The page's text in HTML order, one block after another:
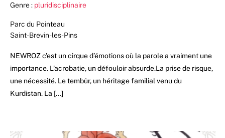
Genre : pluridisciplinaire
Parc du Pointeau
Saint-Brevin-les-Pins
NEWROZ c’est un cirque d’émotions où la parole a vraiment une
importance. L’acrobatie, un défouloir absurde.La prise de risque,
une nécessité. Le tembûr, un héritage familial venu du
Kurdistan. La […]